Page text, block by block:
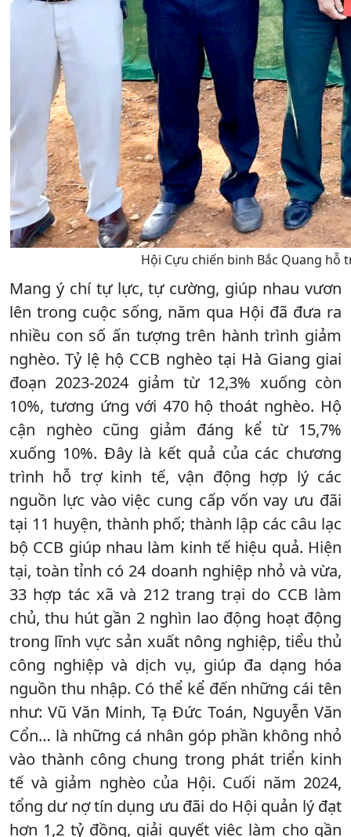
Hội Cựu chiến binh Bắc Quang hỗ
Mang ý chí tự lực, tự cường, giúp nhau vươn
lên trong cuộc sống, năm qua Hội đã đưa ra
nhiều con số ấn tượng trên hành trình giảm
nghèo. Tỷ lệ hộ CCB nghèo tại Hà Giang giai
đoạn 2023-2024 giảm từ 12,3% xuống còn
10%, tương ứng với 470 hộ thoát nghèo. Hộ
cận nghèo cũng giảm đáng kể từ 15,7%
xuống 10%. Đây là kết quả của các chương
trình hỗ trợ kinh tế, vận động hợp lý các
nguồn lực vào việc cung cấp vốn vay ưu đãi
tại 11 huyện, thành phố; thành lập các câu lạc
bộ CCB giúp nhau làm kinh tế hiệu quả. Hiện
tại, toàn tỉnh có 24 doanh nghiệp nhỏ và vừa,
33 hợp tác xã và 212 trang trại do CCB làm
chủ, thu hút gần 2 nghìn lao động hoạt động
trong lĩnh vực sản xuất nông nghiệp, tiểu thủ
công nghiệp và dịch vụ, giúp đa dạng hóa
nguồn thu nhập. Có thể kể đến những cái tên
như: Vũ Văn Minh, Tạ Đức Toán, Nguyễn Văn
Cổn… là những cá nhân góp phần không nhỏ
vào thành công chung trong phát triển kinh
tế và giảm nghèo của Hội. Cuối năm 2024,
tổng dư nợ tín dụng ưu đãi do Hội quản lý đạt
hơn 1,2 tỷ đồng, giải quyết việc làm cho gần